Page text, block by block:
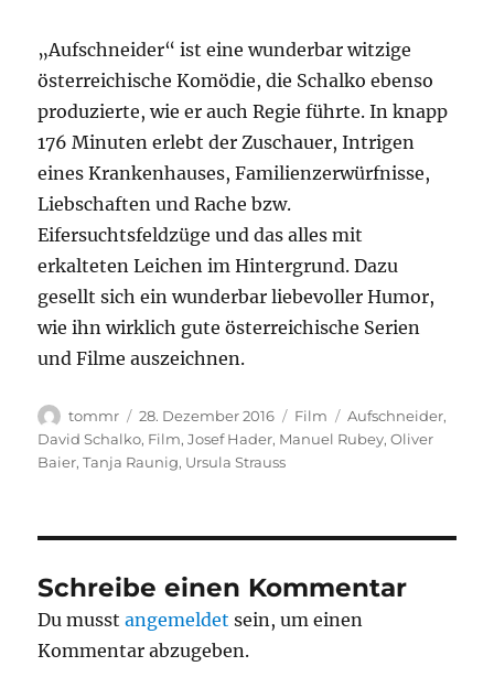
„Aufschneider“ ist eine wunderbar witzige
österreichische Komödie, die Schalko ebenso
produzierte, wie er auch Regie führte. In knapp
176 Minuten erlebt der Zuschauer, Intrigen
eines Krankenhauses, Familienzerwürfnisse,
Liebschaften und Rache bzw.
Eifersuchtsfeldzüge und das alles mit
erkalteten Leichen im Hintergrund. Dazu
gesellt sich ein wunderbar liebevoller Humor,
wie ihn wirklich gute österreichische Serien
und Filme auszeichnen.
Autor
tommr
Veröffentlicht
am
28. Dezember 2016 Kategorien
Film Schlagwörter
Aufschneider,
David Schalko, Film,Josef Hader, Manuel Rubey,Oliver
Baier,Tanja Raunig, Ursula Strauss
Schreibe einen Kommentar
Du musstangemeldet sein, um einen
Kommentar abzugeben.